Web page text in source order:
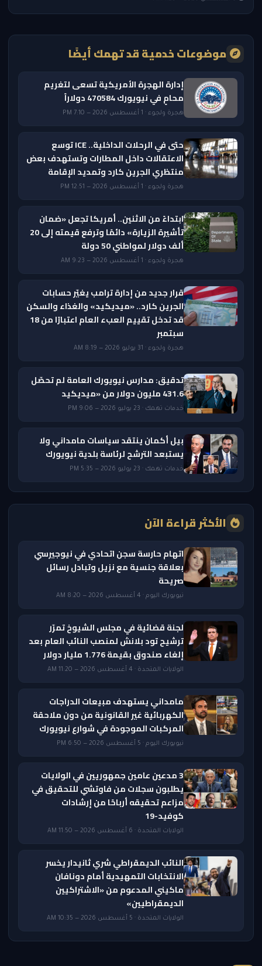
موضوعات خدمية قد تهمك أيضًا
إدارة الهجرة الأمريكية تسعى لتغريم
محامٍ في نيويورك 470584 دولاراً
هجرة ولجوء · 1 أغسطس 2026 — 7:10 PM
حتى في الرحلات الداخلية.. ICE توسع
الاعتقالات داخل المطارات وتستهدف بعض
منتظري الجرين كارد وتمديد الإقامة
هجرة ولجوء · 1 أغسطس 2026 — 12:51 PM
ابتداءً من الاثنين.. أمريكا تجعل «ضمان
تأشيرة الزيارة» دائمًا وترفع قيمته إلى 20
ألف دولار لمواطني 50 دولة
هجرة ولجوء · 1 أغسطس 2026 — 9:23 AM
قرار جديد من إدارة ترامب يغيّر حسابات
الجرين كارد.. «ميديكيد» والغذاء والسكن
قد تدخل تقييم العبء العام اعتبارًا من 18
سبتمبر
هجرة ولجوء · 31 يوليو 2026 — 8:19 AM
تدقيق: مدارس نيويورك العامة لم تحصّل
431.6 مليون دولار من «ميديكيد
خدمات تهمك · 23 يوليو 2026 — 9:06 PM
بيل أكمان ينتقد سياسات مامداني ولا
يستبعد الترشح لرئاسة بلدية نيويورك
خدمات تهمك · 23 يوليو 2026 — 5:35 PM
الأكثر قراءة الآن
اتهام حارسة سجن اتحادي في نيوجيرسي
بعلاقة جنسية مع نزيل وتبادل رسائل
صريحة
نيويورك اليوم · 4 أغسطس 2026 — 8:20 AM
لجنة قضائية في مجلس الشيوخ تمرّر
ترشيح تود بلانش لمنصب النائب العام بعد
إلغاء صندوق بقيمة 1.776 مليار دولار
الولايات المتحدة · 4 أغسطس 2026 — 11:20 AM
مامداني يستهدف مبيعات الدراجات
الكهربائية غير القانونية من دون ملاحقة
المركبات الموجودة في شوارع نيويورك
نيويورك اليوم · 5 أغسطس 2026 — 6:50 PM
3 مدعين عامين جمهوريين في الولايات
يطلبون سجلات من فاوتشي للتحقيق في
مزاعم تحقيقه أرباحًا من إرشادات
كوفيد-19
الولايات المتحدة · 6 أغسطس 2026 — 11:50 AM
النائب الديمقراطي شري ثانيدار يخسر
الانتخابات التمهيدية أمام دونافان
ماكيني المدعوم من «الاشتراكيين
الديمقراطيين»
الولايات المتحدة · 5 أغسطس 2026 — 10:35 AM